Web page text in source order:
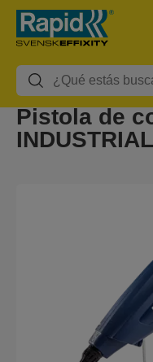
Pistola de